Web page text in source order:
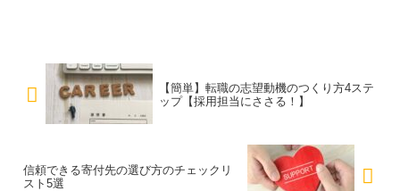
【簡単】転職の志望動機のつくり方4ステ
ップ【採用担当にささる！】
信頼できる寄付先の選び方のチェックリ
スト5選